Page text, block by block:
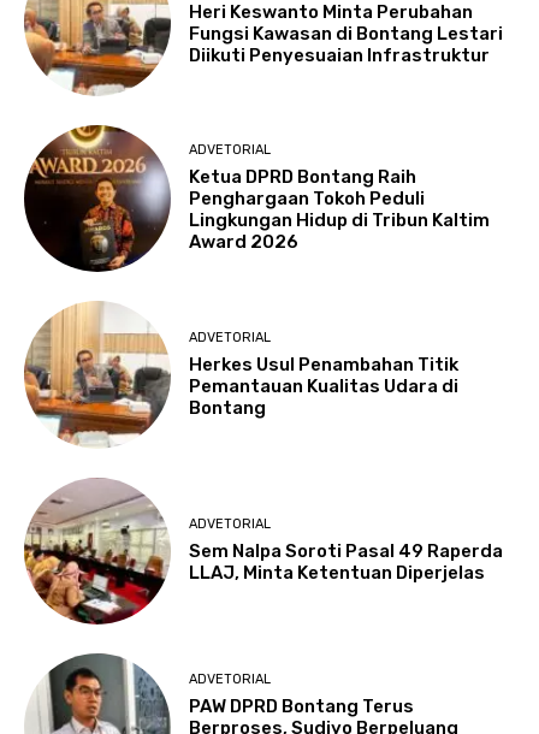
Heri Keswanto Minta Perubahan
Fungsi Kawasan di Bontang Lestari
Diikuti Penyesuaian Infrastruktur
ADVETORIAL
Ketua DPRD Bontang Raih
Penghargaan Tokoh Peduli
Lingkungan Hidup di Tribun Kaltim
Award 2026
ADVETORIAL
Herkes Usul Penambahan Titik
Pemantauan Kualitas Udara di
Bontang
ADVETORIAL
Sem Nalpa Soroti Pasal 49 Raperda
LLAJ, Minta Ketentuan Diperjelas
ADVETORIAL
PAW DPRD Bontang Terus
Berproses, Sudiyo Berpeluang